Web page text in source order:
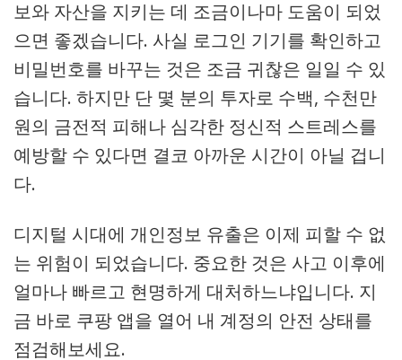
보와 자산을 지키는 데 조금이나마 도움이 되었
으면 좋겠습니다. 사실 로그인 기기를 확인하고
비밀번호를 바꾸는 것은 조금 귀찮은 일일 수 있
습니다. 하지만 단 몇 분의 투자로 수백, 수천만
원의 금전적 피해나 심각한 정신적 스트레스를
예방할 수 있다면 결코 아까운 시간이 아닐 겁니
다.
디지털 시대에 개인정보 유출은 이제 피할 수 없
는 위험이 되었습니다. 중요한 것은 사고 이후에
얼마나 빠르고 현명하게 대처하느냐입니다. 지
금 바로 쿠팡 앱을 열어 내 계정의 안전 상태를
점검해보세요.